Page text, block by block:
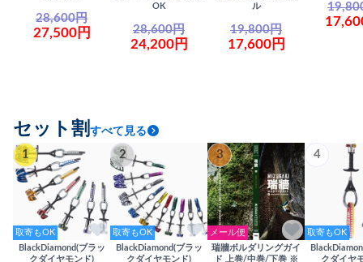
28,600円
27,500円
OK
28,600円
24,200円
ル
19,800円
17,600円
セット割 すべて見る
1
取寄もOK
BlackDiamond(ブラッ
クダイヤモンド)
2
取寄もOK
BlackDiamond(ブラッ
クダイヤモンド)
3
メール便
瑞牆ボルダリングガイ
ド 上巻/中巻/下巻 ※
4
取寄もOK
クダイヤ